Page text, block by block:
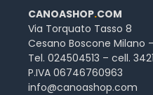
CANOASHOP.COM
Via Torquato Tasso 8
Cesano Boscone Milano
Tel. 024504513 – cell.
P.IVA 06746760963
info@canoashop.com